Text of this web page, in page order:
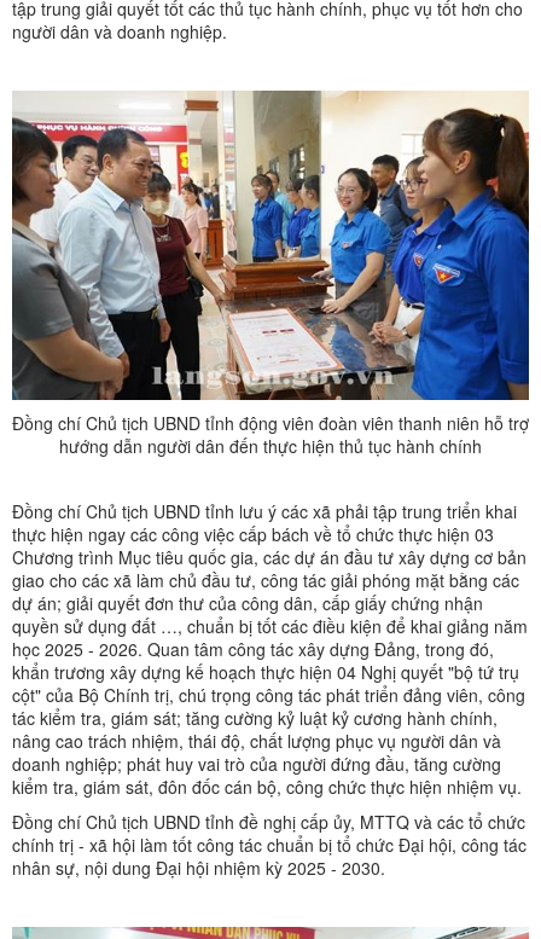
tập trung giải quyết tốt các thủ tục hành chính, phục vụ tốt hơn cho
người dân và doanh nghiệp.
Đồng chí Chủ tịch UBND tỉnh động viên đoàn viên thanh niên hỗ trợ
hướng dẫn người dân đến thực hiện thủ tục hành chính
Đồng chí Chủ tịch UBND tỉnh lưu ý các xã phải tập trung triển khai
thực hiện ngay các công việc cấp bách về tổ chức thực hiện 03
Chương trình Mục tiêu quốc gia, các dự án đầu tư xây dựng cơ bản
giao cho các xã làm chủ đầu tư, công tác giải phóng mặt bằng các
dự án; giải quyết đơn thư của công dân, cấp giấy chứng nhận
quyền sử dụng đất …, chuẩn bị tốt các điều kiện để khai giảng năm
học 2025 - 2026. Quan tâm công tác xây dựng Đảng, trong đó,
khẩn trương xây dựng kế hoạch thực hiện 04 Nghị quyết "bộ tứ trụ
cột" của Bộ Chính trị, chú trọng công tác phát triển đảng viên, công
tác kiểm tra, giám sát; tăng cường kỷ luật kỷ cương hành chính,
nâng cao trách nhiệm, thái độ, chất lượng phục vụ người dân và
doanh nghiệp; phát huy vai trò của người đứng đầu, tăng cường
kiểm tra, giám sát, đôn đốc cán bộ, công chức thực hiện nhiệm vụ.
Đồng chí Chủ tịch UBND tỉnh đề nghị cấp ủy, MTTQ và các tổ chức
chính trị - xã hội làm tốt công tác chuẩn bị tổ chức Đại hội, công tác
nhân sự, nội dung Đại hội nhiệm kỳ 2025 - 2030.